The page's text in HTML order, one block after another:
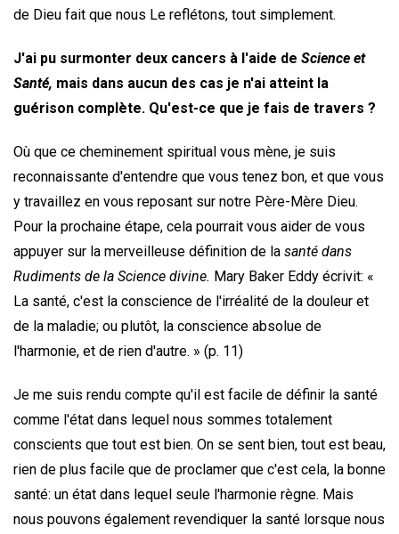
de Dieu fait que nous Le reflétons, tout simplement.
J'ai pu surmonter deux cancers à l'aide de Science et
Santé, mais dans aucun des cas je n'ai atteint la
guérison complète. Qu'est-ce que je fais de travers ?
Où que ce cheminement spiritual vous mène, je suis
reconnaissante d'entendre que vous tenez bon, et que vous
y travaillez en vous reposant sur notre Père-Mère Dieu.
Pour la prochaine étape, cela pourrait vous aider de vous
appuyer sur la merveilleuse définition de la santé dans
Rudiments de la Science divine. Mary Baker Eddy écrivit: «
La santé, c'est la conscience de l'irréalité de la douleur et
de la maladie; ou plutôt, la conscience absolue de
l'harmonie, et de rien d'autre. » (p. 11)
Je me suis rendu compte qu'il est facile de définir la santé
comme l'état dans lequel nous sommes totalement
conscients que tout est bien. On se sent bien, tout est beau,
rien de plus facile que de proclamer que c'est cela, la bonne
santé: un état dans lequel seule l'harmonie règne. Mais
nous pouvons également revendiquer la santé lorsque nous